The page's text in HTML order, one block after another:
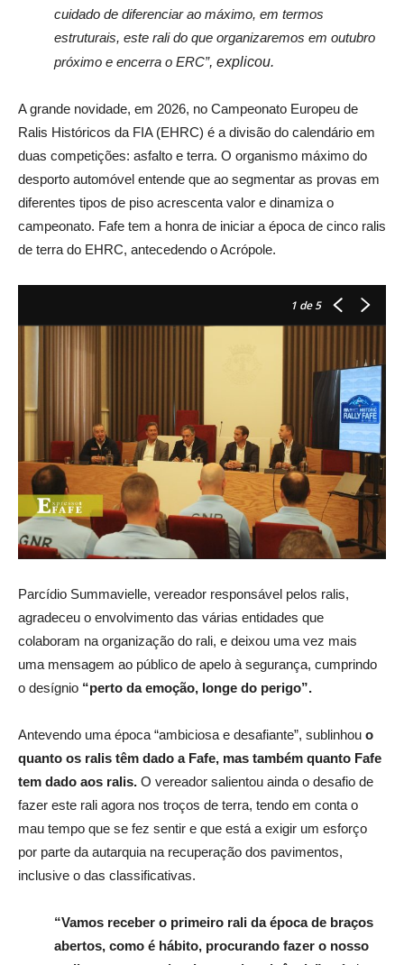
cuidado de diferenciar ao máximo, em termos
estruturais, este rali do que organizaremos em outubro
próximo e encerra o ERC”, explicou.
A grande novidade, em 2026, no Campeonato Europeu de
Ralis Históricos da FIA (EHRC) é a divisão do calendário em
duas competições: asfalto e terra. O organismo máximo do
desporto automóvel entende que ao segmentar as provas em
diferentes tipos de piso acrescenta valor e dinamiza o
campeonato. Fafe tem a honra de iniciar a época de cinco ralis
de terra do EHRC, antecedendo o Acrópole.
1 de 5
Parcídio Summavielle, vereador responsável pelos ralis,
agradeceu o envolvimento das várias entidades que
colaboram na organização do rali, e deixou uma vez mais
uma mensagem ao público de apelo à segurança, cumprindo
o desígnio “perto da emoção, longe do perigo”.
Antevendo uma época “ambiciosa e desafiante”, sublinhou o
quanto os ralis têm dado a Fafe, mas também quanto Fafe
tem dado aos ralis. O vereador salientou ainda o desafio de
fazer este rali agora nos troços de terra, tendo em conta o
mau tempo que se fez sentir e que está a exigir um esforço
por parte da autarquia na recuperação dos pavimentos,
inclusive o das classificativas.
“Vamos receber o primeiro rali da época de braços
abertos, como é hábito, procurando fazer o nosso